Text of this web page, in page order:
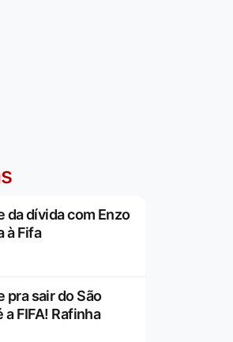
da dívida com Enzo
à Fifa
pra sair do São
a FIFA! Rafinha